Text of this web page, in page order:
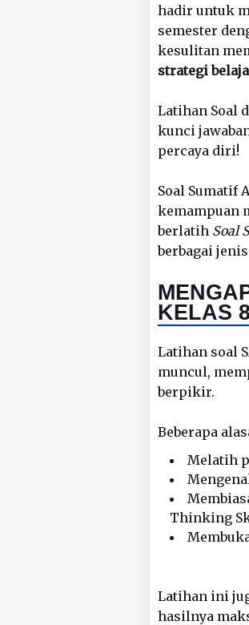
hadir untuk
semester
kesulitan
strategi
Latihan Soal
kunci
percaya diri!
Soal Sumatif
kemampuan
berlatih Soal
berbagai
KELAS
Latihan soal
muncul,
berpikir.
Beberapa
Melatih
Thinking
Latihan ini
hasilnya